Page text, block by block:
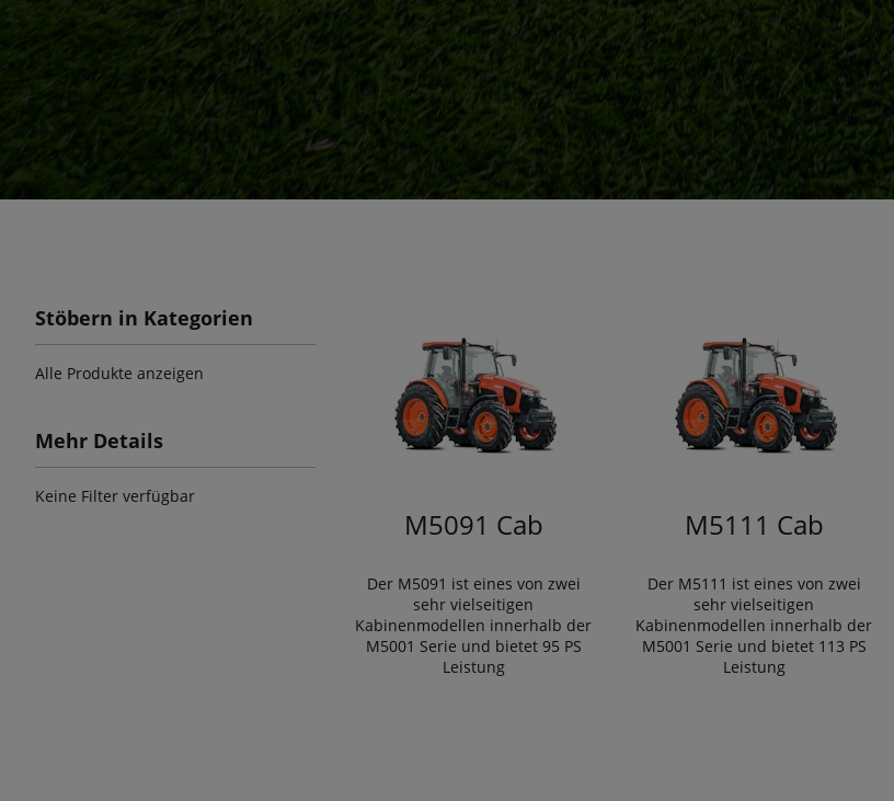
Stöbern in Kategorien
Alle Produkte anzeigen
Mehr Details
Keine Filter verfügbar
M5091 Cab
Der M5091 ist eines von zwei
sehr vielseitigen
Kabinenmodellen innerhalb der
M5001 Serie und bietet 95 PS
Leistung
M5111 Cab
Der M5111 ist eines von zwei
sehr vielseitigen
Kabinenmodellen innerhalb der
M5001 Serie und bietet 113 PS
Leistung